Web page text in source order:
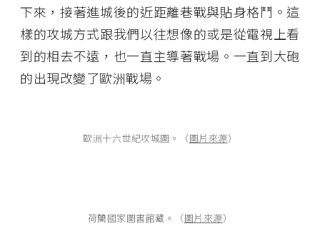
下來，接著進城後的近距離巷戰與貼身格鬥。這
樣的攻城方式跟我們以往想像的或是從電視上看
到的相去不遠，也一直主導著戰場。一直到大砲
的出現改變了歐洲戰場。
歐洲十六世紀攻城圖。（圖片來源）
荷蘭國家圖書館藏。（圖片來源）